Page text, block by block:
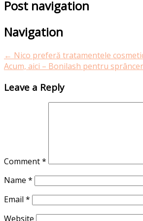
Post navigation
Navigation
← Nico preferă tratamentele
Acum, aici – Bonilash pentru
Leave a Reply
Comment*
Name *
Email *
Website